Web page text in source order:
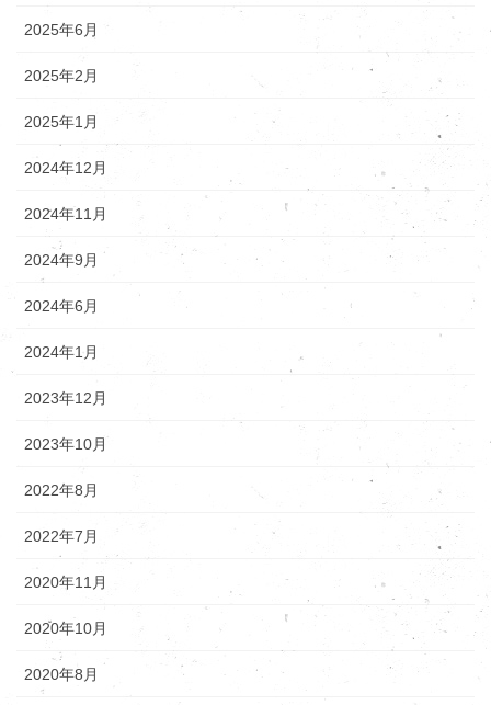
2025年6月
2025年2月
2025年1月
2024年12月
2024年11月
2024年9月
2024年6月
2024年1月
2023年12月
2023年10月
2022年8月
2022年7月
2020年11月
2020年10月
2020年8月